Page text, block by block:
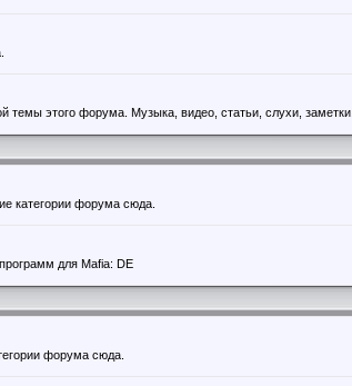
темы этого форума. Музыка, видео, статьи, слухи, заметки.
категории форума сюда.
для Mafia: DE
форума сюда.